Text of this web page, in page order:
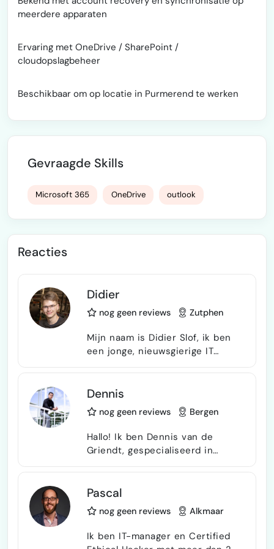
meerdere apparaten
Ervaring met OneDrive / SharePoint /
cloudopslagbeheer
Beschikbaar om op locatie in Purmerend te werken
Gevraagde Skills
Microsoft 365 OneDrive outlook
Reacties
Didier
nog geen reviews Zutphen
Mijn naam is Didier Slof, ik ben
een jonge, nieuwsgierige IT
software valt, denk aan:
Development, AI toepassingen,
Cybersecurity,
Netwerkinfrastructuur
enzovoort. Omdat ik mij al sinds
mijn 7e bezig houd met IT, heb ik
en ben ik breed inzetbaar. Ik
denk graag met u mee over
technische specificates, ontwi…
Dennis
nog geen reviews Bergen
Hallo! Ik ben Dennis van de
Griendt, gespecialiseerd in
kennis van WordPress,
Elementor en Webflow, evenals
geavanceerde technologieën
zoals PHP, API’s, HTML en MySQL.
In grafisch design zet ik tools
Pascal
nog geen reviews Alkmaar
Ik ben IT-manager en Certified